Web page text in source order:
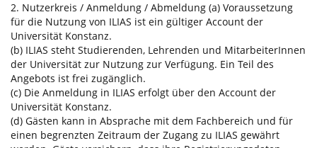
2. Nutzerkreis / Anmeldung / Abmeldung (a) Voraussetzung
für die Nutzung von ILIAS ist ein gültiger Account der
Universität Konstanz.
(b) ILIAS steht Studierenden, Lehrenden und MitarbeiterInnen
der Universität zur Nutzung zur Verfügung. Ein Teil des
Angebots ist frei zugänglich.
(c) Die Anmeldung in ILIAS erfolgt über den Account der
Universität Konstanz.
(d) Gästen kann in Absprache mit dem Fachbereich und für
einen begrenzten Zeitraum der Zugang zu ILIAS gewährt